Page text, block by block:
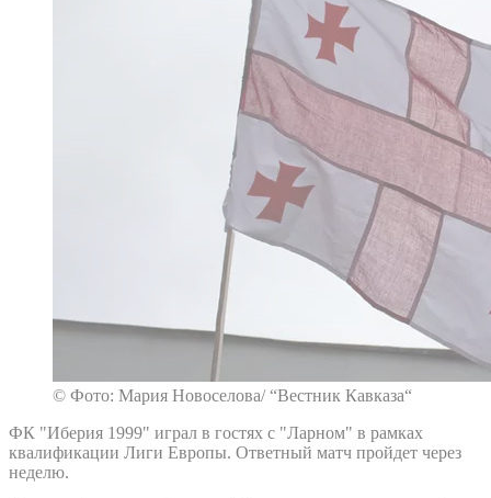
© Фото: Мария Новоселова/ “Вестник Кавказа“
ФК "Иберия 1999" играл в гостях с "Ларном" в рамках
квалификации Лиги Европы. Ответный матч пройдет через
неделю.